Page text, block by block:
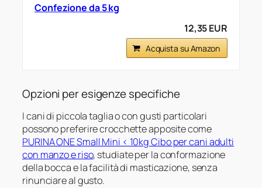
Confezione da 5 kg
12,35 EUR
Acquista su Amazon
Opzioni per esigenze specifiche
I cani di piccola taglia o con gusti particolari
possono preferire crocchette apposite come
PURINA ONE Small Mini < 10kg Cibo per cani adulti
con manzo e riso, studiate per la conformazione
della bocca e la facilità di masticazione, senza
rinunciare al gusto.